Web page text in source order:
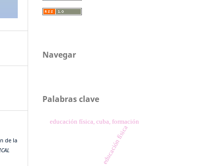
de la
Navegar
Palabras clave
educación física
educación física, cuba, formación